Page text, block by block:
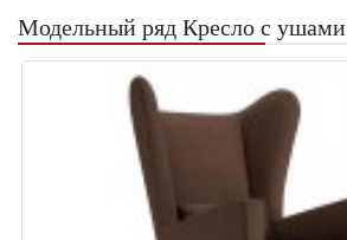
Модельный ряд Кресло с ушами